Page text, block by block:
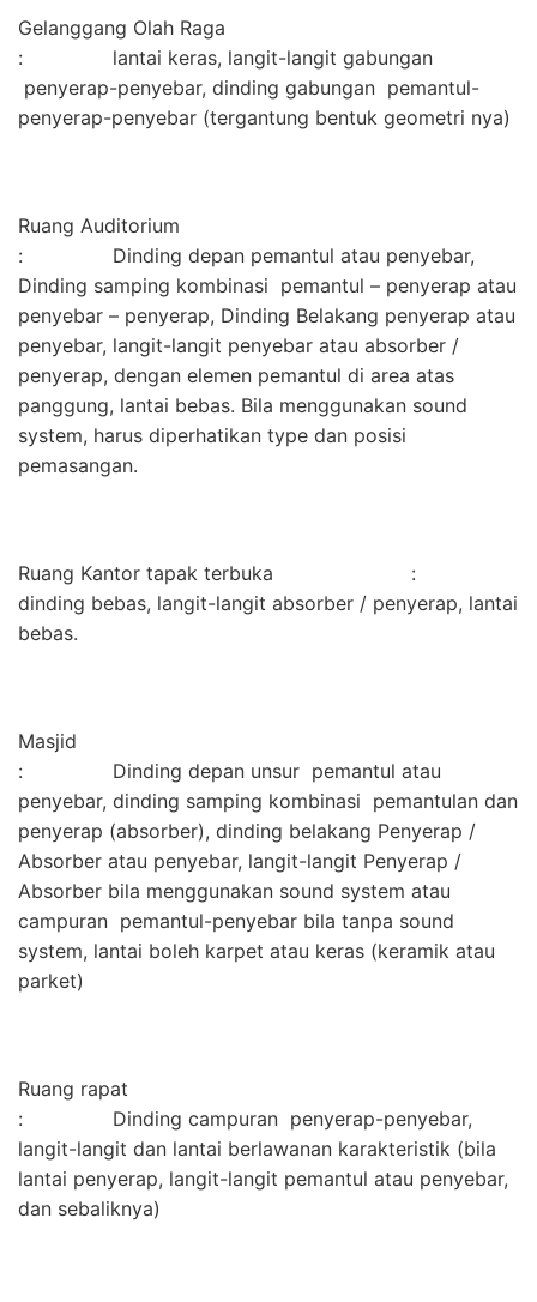
Gelanggang Olah Raga
: lantai keras, langit-langit gabungan
penyerap-penyebar, dinding gabungan pemantul-
penyerap-penyebar (tergantung bentuk geometri nya)
Ruang Auditorium
: Dinding depan pemantul atau penyebar,
Dinding samping kombinasi pemantul – penyerap atau
penyebar – penyerap, Dinding Belakang penyerap atau
penyebar, langit-langit penyebar atau absorber /
penyerap, dengan elemen pemantul di area atas
panggung, lantai bebas. Bila menggunakan sound
system, harus diperhatikan type dan posisi
pemasangan.
Ruang Kantor tapak terbuka :
dinding bebas, langit-langit absorber / penyerap, lantai
bebas.
Masjid
: Dinding depan unsur pemantul atau
penyebar, dinding samping kombinasi pemantulan dan
penyerap (absorber), dinding belakang Penyerap /
Absorber atau penyebar, langit-langit Penyerap /
Absorber bila menggunakan sound system atau
campuran pemantul-penyebar bila tanpa sound
system, lantai boleh karpet atau keras (keramik atau
parket)
Ruang rapat
: Dinding campuran penyerap-penyebar,
langit-langit dan lantai berlawanan karakteristik (bila
lantai penyerap, langit-langit pemantul atau penyebar,
dan sebaliknya)